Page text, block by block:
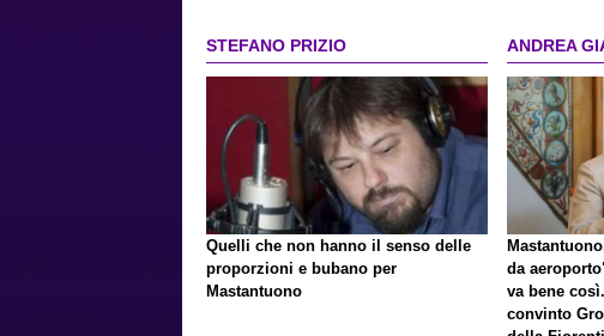
STEFANO PRIZIO
Quelli che non hanno il senso delle
proporzioni e bubano per
Mastantuono
ANDREA
da
va bene
convinto